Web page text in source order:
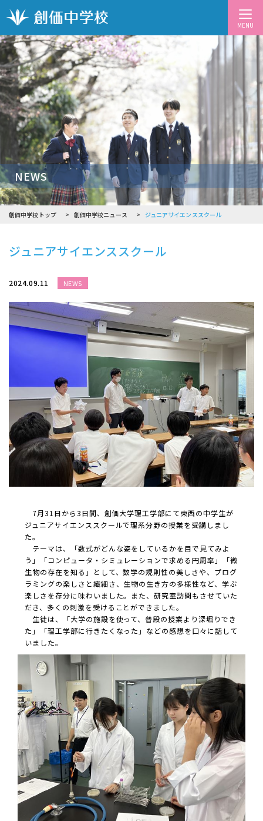
MENU
NEWS
創価中学校トップ 創価中学校ニュース ジュニアサイエンススクール
ジュニアサイエンススクール
2024.09.11 NEWS
7月31日から3日間、創価大学理工学部にて東西の中学生が
ジュニアサイエンススクールで理系分野の授業を受講しまし
た。
テーマは、「数式がどんな姿をしているかを目で見てみよ
う」「コンピュータ・シミュレーションで求める円周率」「微
生物の存在を知る」として、数学の規則性の美しさや、プログ
ラミングの楽しさと繊細さ、生物の生き方の多様性など、学ぶ
楽しさを存分に味わいました。また、研究室訪問もさせていた
だき、多くの刺激を受けることができました。
生徒は、「大学の施設を使って、普段の授業より深堀りでき
た」「理工学部に行きたくなった」などの感想を口々に話して
いました。